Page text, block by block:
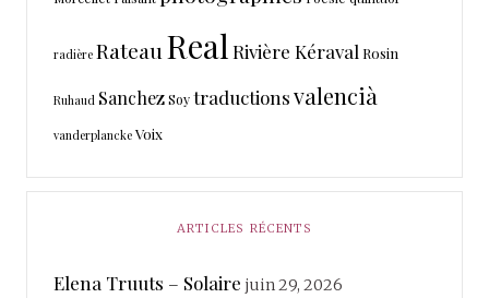
radière RateauReal Rivière Kéraval Rosin
Ruhaud SanchezSoytraductionsvalencià
vanderplancke Voix
ARTICLES RÉCENTS
Elena Truuts – Solaire juin 29, 2026